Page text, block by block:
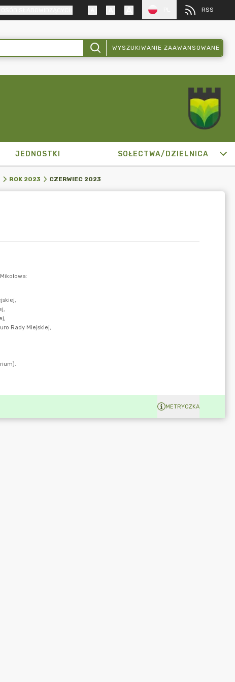
RSS
WYSZUKIWANIE ZAAWANSOWANE
JEDNOSTKI SOŁECTWA/DZIELNICA
ROK 2023 CZERWIEC 2023
METRYCZKA